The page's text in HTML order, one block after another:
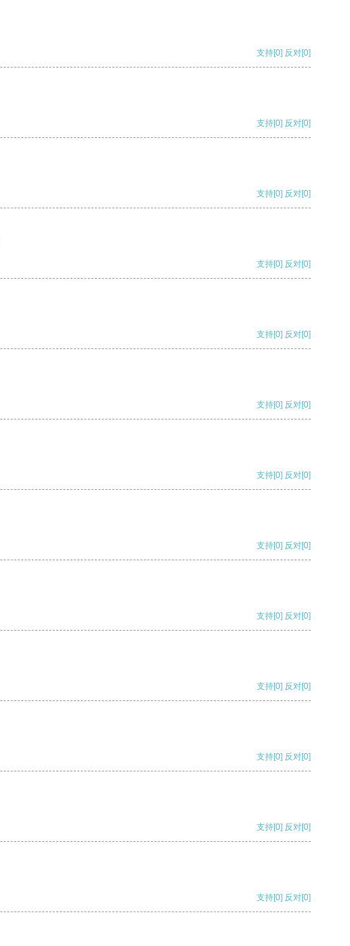
支持[0] 反对[0]
支持[0] 反对[0]
支持[0] 反对[0]
支持[0] 反对[0]
支持[0] 反对[0]
支持[0] 反对[0]
支持[0] 反对[0]
支持[0] 反对[0]
支持[0] 反对[0]
支持[0] 反对[0]
支持[0] 反对[0]
支持[0] 反对[0]
支持[0] 反对[0]